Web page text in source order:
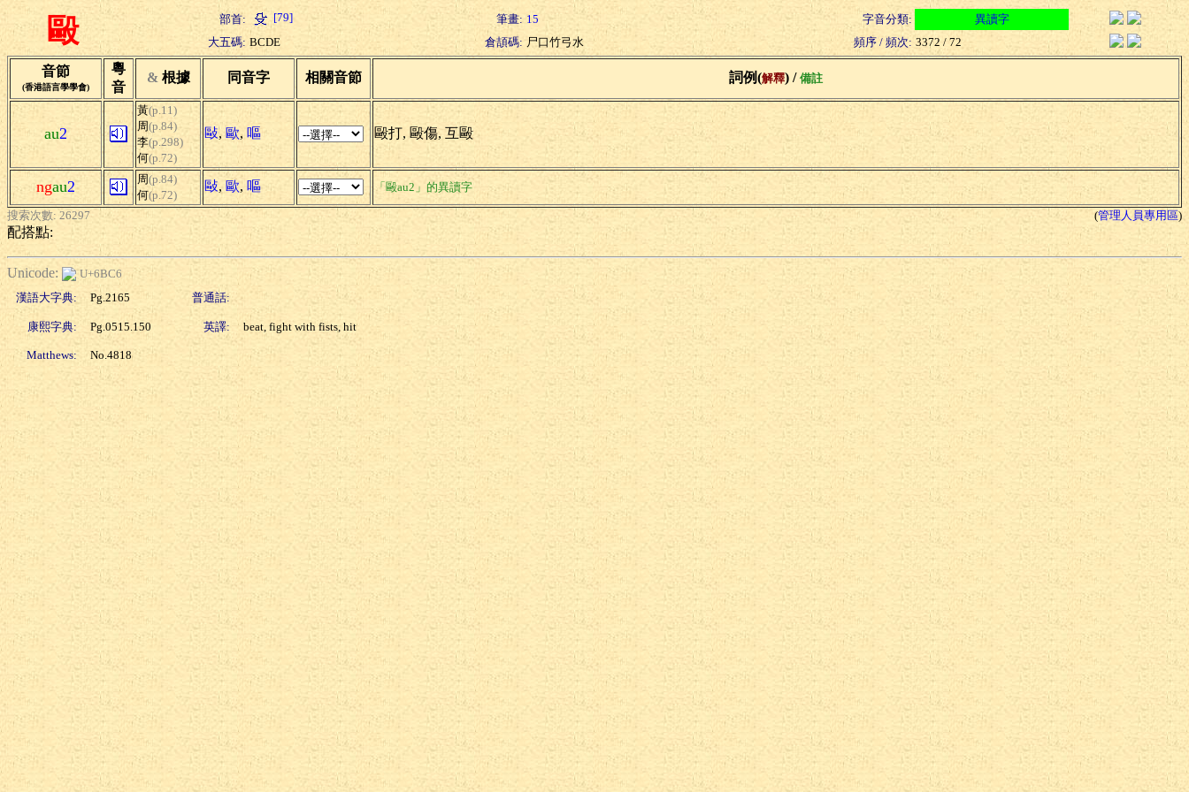
毆 部首: [79] 筆畫: 15 字音分類:
異讀字
大五碼: BCDE 倉頡碼: 尸口竹弓水 頻序 / 頻次: 3372 / 72
音節
(香港語言學學會)
粵
音
& 根據 同音字 相關音節 詞例(解釋) / 備註
au2
黃(p.11)
周(p.84)
李(p.298)
何(p.72)
敺, 歐, 嘔 毆打, 毆傷, 互毆
ngau2 周(p.84)
何(p.72)
敺, 歐, 嘔 「毆au2」的異讀字
搜索次數: 26297 (管理人員專用區)
配搭點:
Unicode:
U+6BC6
漢語大字典:
Pg.2165 普通話:
康熙字典: Pg.0515.150 英譯: beat, fight with fists, hit
Matthews: No.4818